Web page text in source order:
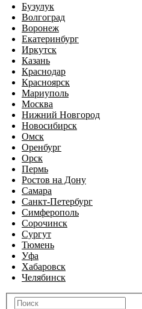
Бузулук
Волгоград
Воронеж
Екатеринбург
Иркутск
Казань
Краснодар
Красноярск
Мариуполь
Москва
Нижний Новгород
Новосибирск
Омск
Оренбург
Орск
Пермь
Ростов на Дону
Самара
Санкт-Петербург
Симферополь
Сорочинск
Сургут
Тюмень
Уфа
Хабаровск
Челябинск